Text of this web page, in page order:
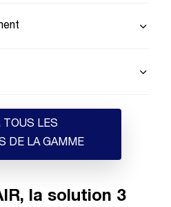
TOUS LES
DE LA GAMME
la solution 3